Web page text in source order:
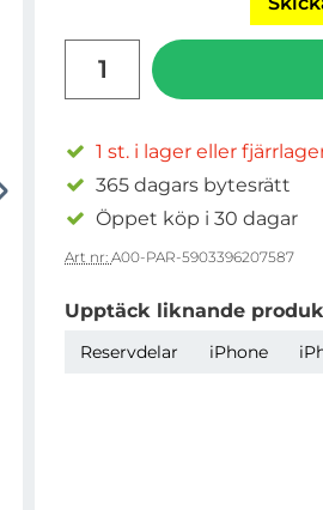
1 st. i lager eller
365 dagars bytesrätt
Öppet köp i 30 dagar
Art nr: A00-PAR-5903396207587
Upptäck liknande
Reservdelar iPhone